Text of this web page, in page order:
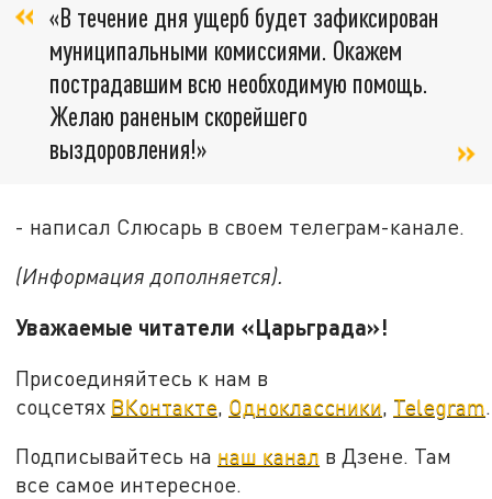
«В течение дня ущерб будет зафиксирован
муниципальными комиссиями. Окажем
пострадавшим всю необходимую помощь.
Желаю раненым скорейшего
выздоровления!»
- написал Слюсарь в своем телеграм-канале.
(Информация дополняется).
Уважаемые читатели «Царьграда»!
Присоединяйтесь к нам в
соцсетях ВКонтакте, Одноклассники, Telegram.
Подписывайтесь на наш канал в Дзене. Там
все самое интересное.